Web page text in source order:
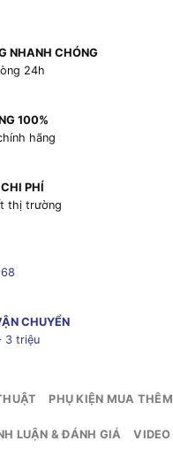
NHANH CHÓNG
24h
100%
hãng
PHÍ
thị trường
CHUYỂN
3 triệu
PHỤ KIỆN MUA THÊM
LUẬN & ĐÁNH GIÁ VIDEO